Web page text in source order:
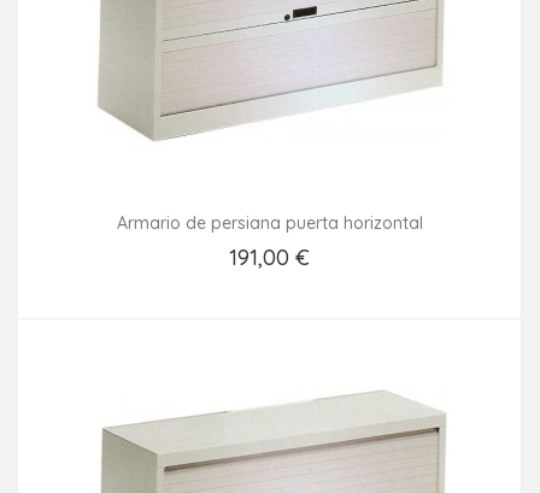
Armario de persiana puerta horizontal
191,00 €